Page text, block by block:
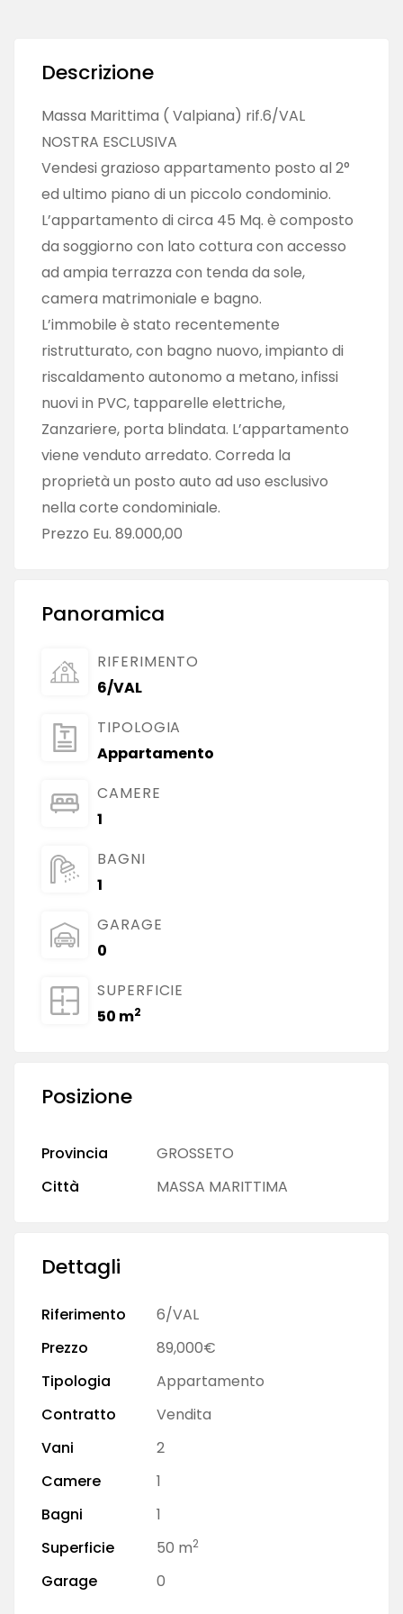
Descrizione
Massa Marittima ( Valpiana) rif.6/VAL
NOSTRA ESCLUSIVA
Vendesi grazioso appartamento posto al 2°
ed ultimo piano di un piccolo condominio.
L’appartamento di circa 45 Mq. è composto
da soggiorno con lato cottura con accesso
ad ampia terrazza con tenda da sole,
camera matrimoniale e bagno.
L’immobile è stato recentemente
ristrutturato, con bagno nuovo, impianto di
riscaldamento autonomo a metano, infissi
nuovi in PVC, tapparelle elettriche,
Zanzariere, porta blindata. L’appartamento
viene venduto arredato. Correda la
proprietà un posto auto ad uso esclusivo
nella corte condominiale.
Prezzo Eu. 89.000,00
Panoramica
RIFERIMENTO
6/VAL
TIPOLOGIA
Appartamento
CAMERE
1
BAGNI
1
GARAGE
0
SUPERFICIE
50 m2
Posizione
Provincia
GROSSETO
Città
MASSA MARITTIMA
Dettagli
Riferimento
6/VAL
Prezzo
89,000€
Tipologia
Appartamento
Contratto
Vendita
Vani
2
Camere
1
Bagni
1
Superficie
50 m2
Garage 0